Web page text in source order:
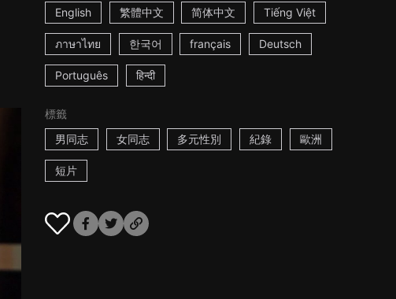
English 繁體中文 简体中文 Tiếng Việt
ภาษาไทย 한국어 français Deutsch
Português हिन्दी
標籤
男同志
女同志 多元性別 紀錄 歐洲
短片